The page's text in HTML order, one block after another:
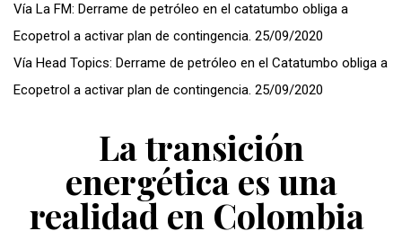
Vía La FM: Derrame de petróleo en el catatumbo obliga a
Ecopetrol a activar plan de contingencia. 25/09/2020
Vía Head Topics: Derrame de petróleo en el Catatumbo obliga a
Ecopetrol a activar plan de contingencia. 25/09/2020
La transición
energética es una
realidad en Colombia